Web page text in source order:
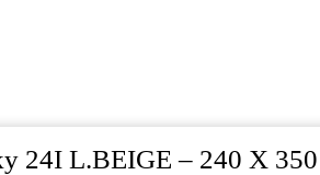
24I L.BEIGE – 240 X